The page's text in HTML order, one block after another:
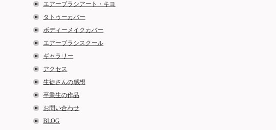
エアーブラシアート・キヨ
タトゥーカバー
ボディーメイクカバー
エアーブラシスクール
ギャラリー
アクセス
生徒さんの感想
卒業生の作品
お問い合わせ
BLOG